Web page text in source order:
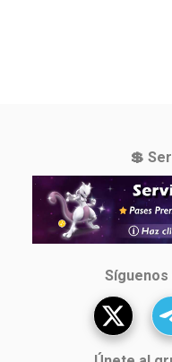
💲